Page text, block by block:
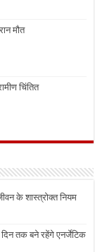
मौत
चिंतित
के शास्त्रोक्त नियम
दिन तक बने रहेंगे एनर्जेटिक